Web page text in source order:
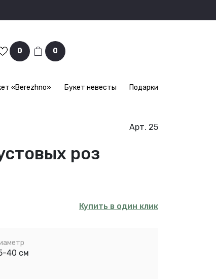
0 0
«Berezhno» Букет невесты Подарки
Арт. 25
роз
Купить в один клик
40 см